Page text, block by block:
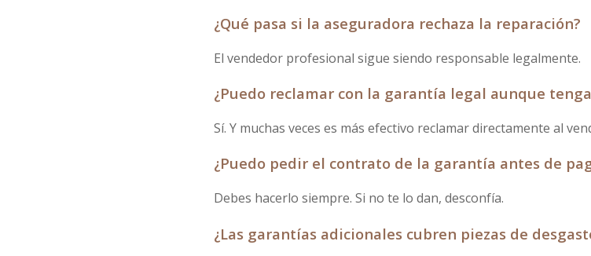
¿Qué pasa si la aseguradora rechaza la reparación?
El vendedor profesional sigue siendo responsable legalmente.
¿Puedo reclamar con la garantía legal aunque
Sí. Y muchas veces es más efectivo reclamar directamente al
¿Puedo pedir el contrato de la garantía antes de
Debes hacerlo siempre. Si no te lo dan, desconfía.
¿Las garantías adicionales cubren piezas de